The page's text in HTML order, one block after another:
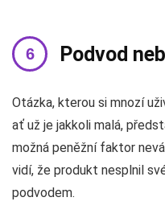
Podvod
Otázka, kterou si mnozí
ať už je jakkoli malá,
možná peněžní faktor
vidí, že produkt nesplnil
podvodem.